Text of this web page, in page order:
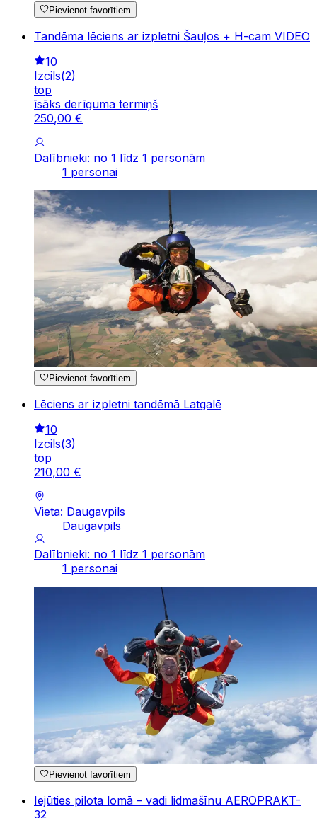
Pievienot favorītiem
Tandēma lēciens ar izpletni Šauļos + H-cam VIDEO
10
Izcils(2)
top
īsāks derīguma termiņš
250,00 €
Dalībnieki: no 1 līdz 1 personām
1 personai
Pievienot favorītiem
Lēciens ar izpletni tandēmā Latgalē
10
Izcils(3)
top
210,00 €
Vieta: Daugavpils
Daugavpils
Dalībnieki: no 1 līdz 1 personām
1 personai
Pievienot favorītiem
Iejūties pilota lomā – vadi lidmašīnu AEROPRAKT-
32